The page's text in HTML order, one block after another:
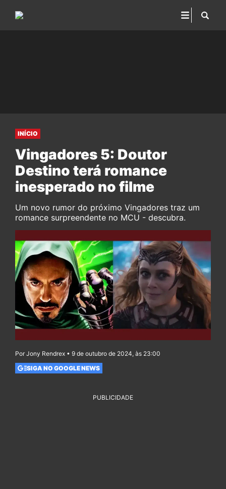
INÍCIO
Vingadores 5: Doutor
Destino terá romance
inesperado no filme
Um novo rumor do próximo Vingadores traz um
romance surpreendente no MCU - descubra.
Por Jony Rendrex • 9 de outubro de 2024, às 23:00
SIGA NO GOOGLE NEWS
PUBLICIDADE